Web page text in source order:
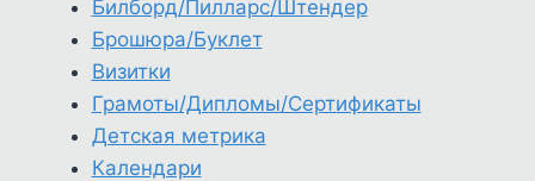
Билборд/Пилларс/Штендер
Брошюра/Буклет
Визитки
Грамоты/Дипломы/Сертификаты
Детская метрика
Календари